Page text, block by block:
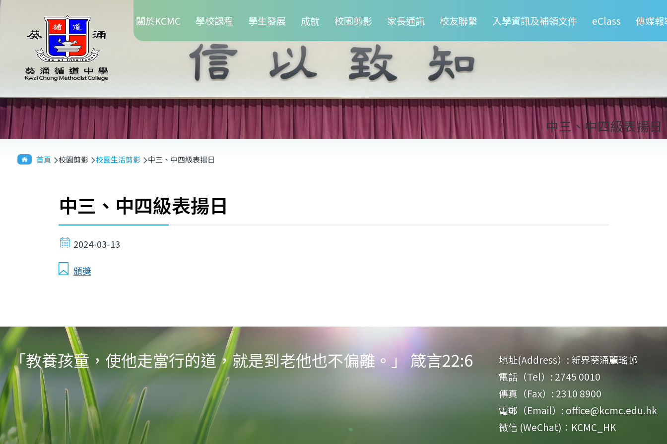
navigation
關於KCMC 學校課程 學生發展 成就 校園剪影 家長通訊 校友聯繫 入學資訊及補領文件 eClass 傳媒報
中三、中四級表揚日
導
航 首頁 校園剪影 校園生活剪影 中三、中四級表揚日
中三、中四級表揚日
2024-03-13
頒獎
「教養孩童，使他走當行的道，就是到老他也不偏離。」 箴言22:6 地址(Address）: 新界葵涌麗瑤邨
電話（Tel）: 2745 0010
傳真（Fax）: 2310 8900
電郵（Email）: office@kcmc.edu.hk
微信 (WeChat)：KCMC_HK